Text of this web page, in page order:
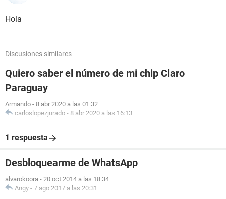
Hola
Discusiones similares
Quiero saber el número de mi chip Claro
Paraguay
Armando - 8 abr 2020 a las 01:32
carloslopezjurado - 8 abr 2020 a las 16:13
1 respuesta
Desbloquearme de WhatsApp
alvarokoora - 20 oct 2014 a las 18:34
Angy - 7 ago 2017 a las 20:31